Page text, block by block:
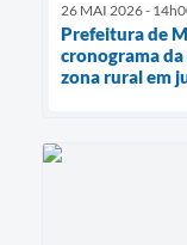
26 MAI 2026 -
Prefeitura de
cronograma
zona rural em